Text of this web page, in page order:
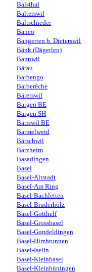
Balsthal
Balterswil
Baltschieder
Banco
Bangerten b. Dieterswil
Bänk (Dägerlen)
Bannwil
Bärau
Barbengo
Barberêche
Bäretswil
Bargen BE
Bargen SH
Bäriswil BE
Barmelweid
Bärschwil
Barzheim
Basadingen
Basel
Basel-Altstadt
Basel-Am Ring
Basel-Bachletten
Basel-Bruderholz
Basel-Gotthelf
Basel-Grossbasel
Basel-Gundeldingen
Basel-Hirzbrunnen
Basel-Iselin
Basel-Kleinbasel
Basel-Kleinhüningen